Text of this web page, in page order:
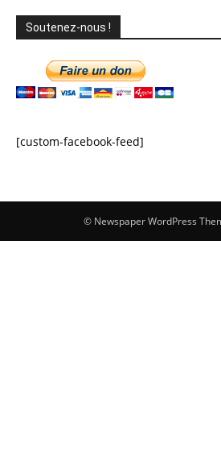
Soutenez-nous !
[custom-facebook-feed]
© Newspaper WordPress